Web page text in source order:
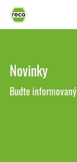
Novinky
Budte informovaný